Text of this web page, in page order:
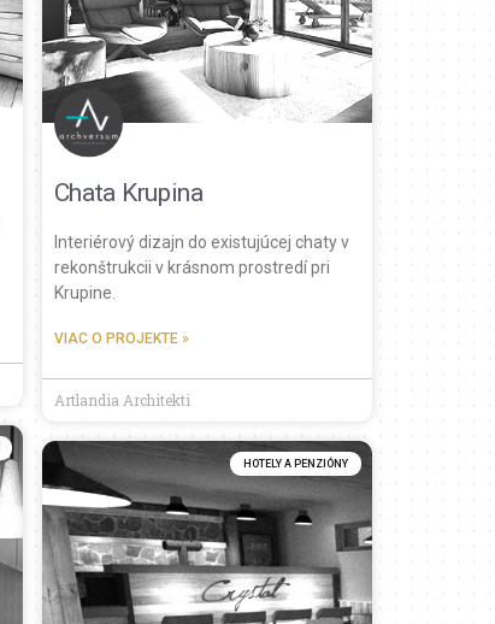
Chata Krupina
Interiérový dizajn do existujúcej chaty v
rekonštrukcii v krásnom prostredí pri
Krupine.
VIAC O PROJEKTE »
Artlandia Architekti
HOTELY A PENZIÓNY